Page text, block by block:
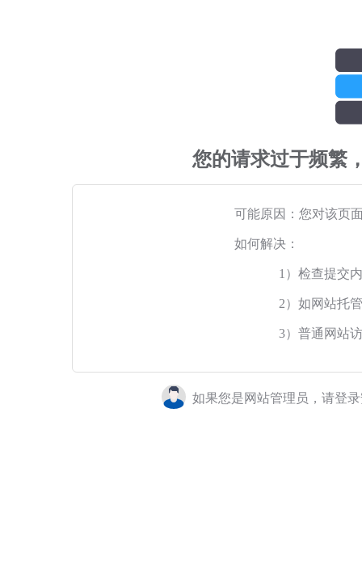
您的请求过于频繁
可能原因：您对该页
如何解决：
1）检查提交
2）如网站托
3）普通网站
如果您是网站管理员，请登